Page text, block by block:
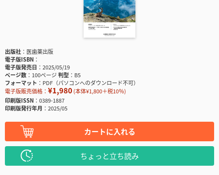
出版社
医歯薬出版
電子版ISBN
電子版発売日
2025/05/19
ページ数
100ページ判型
B5
フォーマット
PDF（パソコンへのダウンロード不可）
電子版販売価格： ¥1,980(本体¥1,800＋税10％)
印刷版ISSN
0389-1887
印刷版発行年月
2025/05
カートに入れる
ちょっと立ち読み